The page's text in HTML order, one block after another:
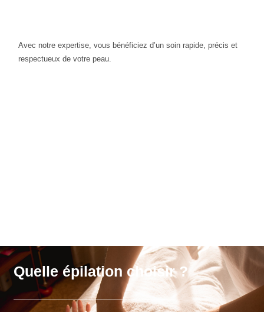
Avec notre expertise, vous bénéficiez d’un soin rapide, précis et
respectueux de votre peau.
Quelle épilation choisir ?